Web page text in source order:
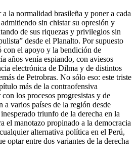
la normalidad brasileña y poner a cada
sin chistar su opresión y
de sus riquezas y privilegios sin
desde el Planalto. Por supuesto
con el apoyo y la bendición de
años venía espiando, con aviesos
electrónica de Dilma y de distintos
de Petrobras. No sólo eso: este triste
más de la contraofensiva
los procesos progresistas y de
a varios países de la región desde
triunfo de la derecha en la
el manotazo propinado a la democracia
alternativa política en el Perú,
optar entre dos variantes de la derecha